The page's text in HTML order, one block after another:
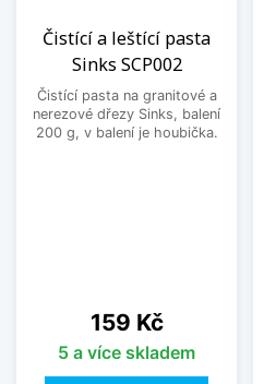
Čistící a leštící pasta
Sinks SCP002
Čistící pasta na granitové a
nerezové dřezy Sinks, balení
200 g, v balení je houbička.
Cena
159 Kč
5 a více skladem